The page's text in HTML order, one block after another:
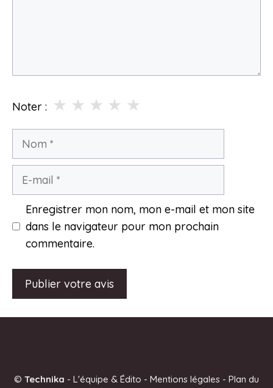
Noter : ★
★
★
★
★
Nom
Enregistrer mon nom, mon e-mail et mon site
dans le navigateur pour mon prochain
commentaire.
r
© Technika - L'équipe & Édito - Mentions légales - Plan du